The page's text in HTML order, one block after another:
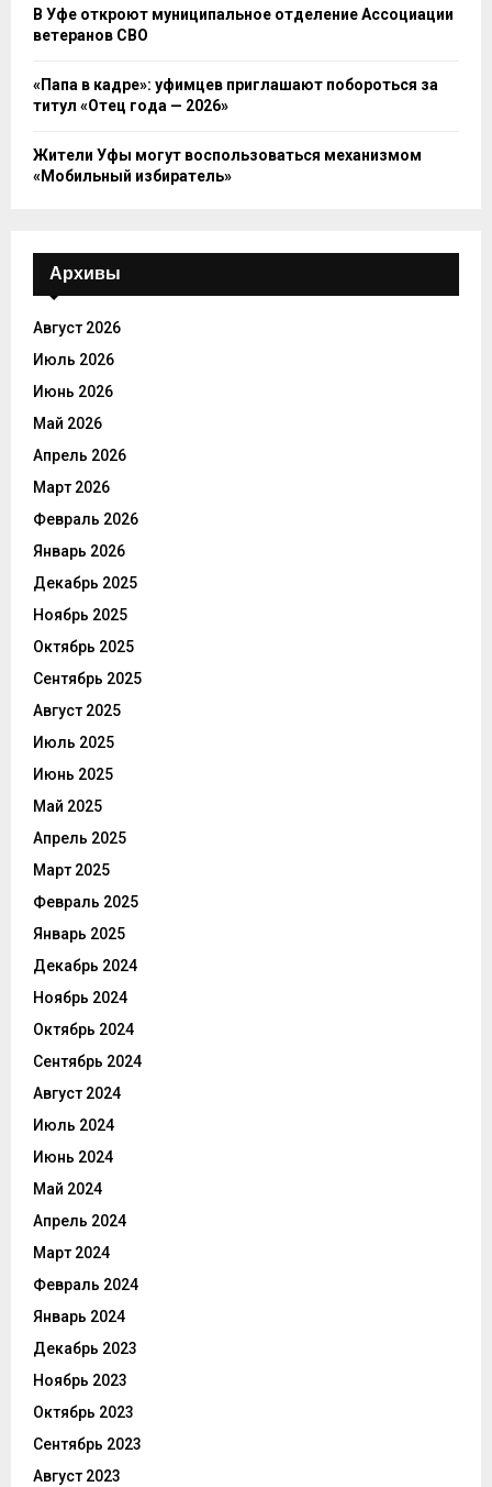
В Уфе откроют муниципальное отделение Ассоциации
ветеранов СВО
«Папа в кадре»: уфимцев приглашают побороться за
титул «Отец года — 2026»
Жители Уфы могут воспользоваться механизмом
«Мобильный избиратель»
Архивы
Август 2026
Июль 2026
Июнь 2026
Май 2026
Апрель 2026
Март 2026
Февраль 2026
Январь 2026
Декабрь 2025
Ноябрь 2025
Октябрь 2025
Сентябрь 2025
Август 2025
Июль 2025
Июнь 2025
Май 2025
Апрель 2025
Март 2025
Февраль 2025
Январь 2025
Декабрь 2024
Ноябрь 2024
Октябрь 2024
Сентябрь 2024
Август 2024
Июль 2024
Июнь 2024
Май 2024
Апрель 2024
Март 2024
Февраль 2024
Январь 2024
Декабрь 2023
Ноябрь 2023
Октябрь 2023
Сентябрь 2023
Август 2023